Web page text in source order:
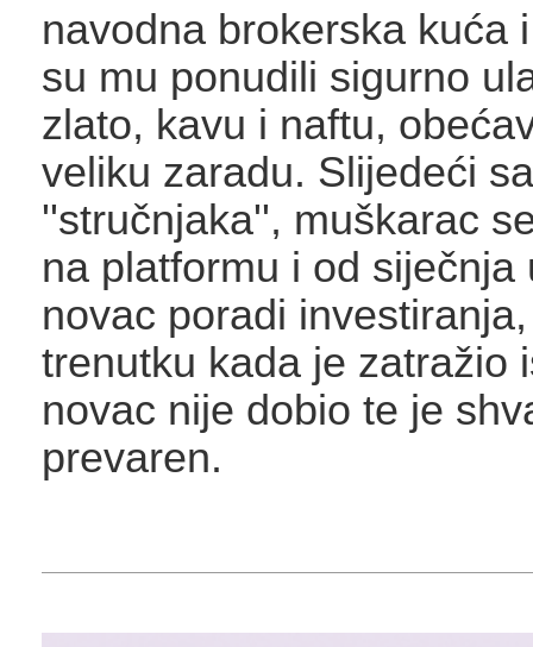
navodna brokerska kuća
su mu ponudili sigurno
zlato, kavu i naftu,
veliku zaradu. Slijedeći
''stručnjaka'', muškarac
na platformu i od siječnja
novac poradi
trenutku kada je zatražio
novac nije dobio te je
prevaren.